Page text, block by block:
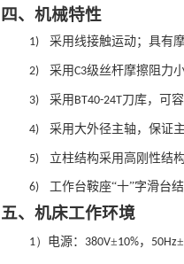
四、机械特性
1) 采用线接触运动；具有
2) 采用C3级丝杆摩擦阻力
3) 采用 BT40-24T刀库，可
4) 采用大外径主轴，保证
5) 立柱结构采用高刚性结
6) 工作台鞍座“十”字滑台结
五、 机床工作环境
1） 电源： 380V±10%， 50Hz±